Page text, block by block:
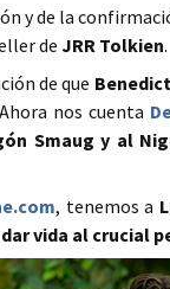
y de la
deJRR Tolkien.
de que
nos cuenta
Smaug y al
, tenemos a
dar vida al crucial